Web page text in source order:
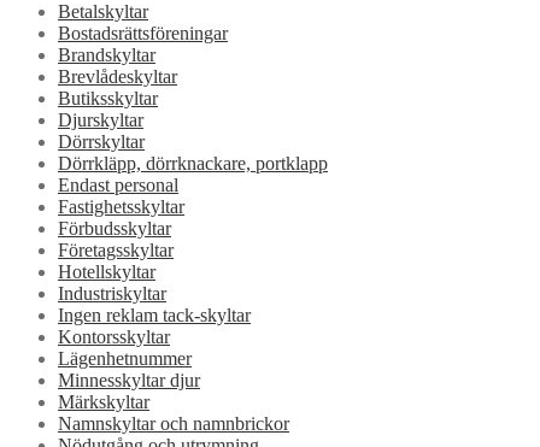
Betalskyltar
Bostadsrättsföreningar
Brandskyltar
Brevlådeskyltar
Butiksskyltar
Djurskyltar
Dörrskyltar
Dörrkläpp, dörrknackare, portklapp
Endast personal
Fastighetsskyltar
Förbudsskyltar
Företagsskyltar
Hotellskyltar
Industriskyltar
Ingen reklam tack-skyltar
Kontorsskyltar
Lägenhetnummer
Minnesskyltar djur
Märkskyltar
Namnskyltar och namnbrickor